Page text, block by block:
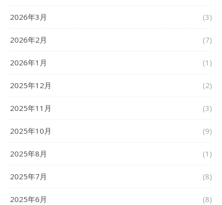
2026年3月 (3)
2026年2月 (7)
2026年1月 (1)
2025年12月 (2)
2025年11月 (3)
2025年10月 (9)
2025年8月 (1)
2025年7月 (8)
2025年6月 (8)